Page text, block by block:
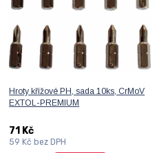
Hroty křížové PH, sada 10ks, CrMoV
EXTOL-PREMIUM
71 Kč
59 Kč bez DPH